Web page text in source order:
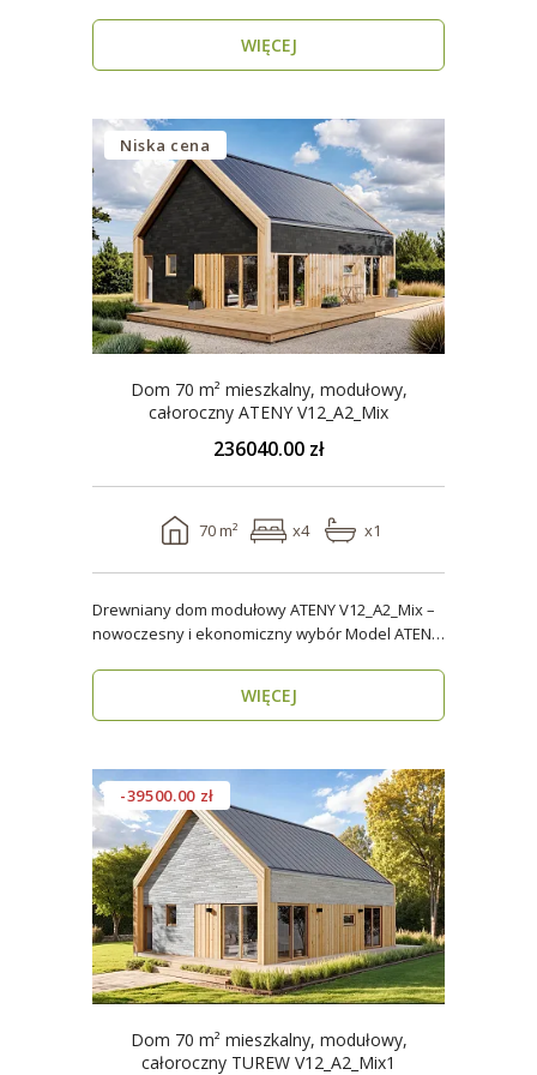
WIĘCEJ
Niska cena
Dom 70 m² mieszkalny, modułowy,
całoroczny ATENY V12_A2_Mix
236040.00 zł
70 m² x4 x1
Drewniany dom modułowy ATENY V12_A2_Mix –
nowoczesny i ekonomiczny wybór Model ATENY
WIĘCEJ
-39500.00 zł
Dom 70 m² mieszkalny, modułowy,
całoroczny TUREW V12_A2_Mix1